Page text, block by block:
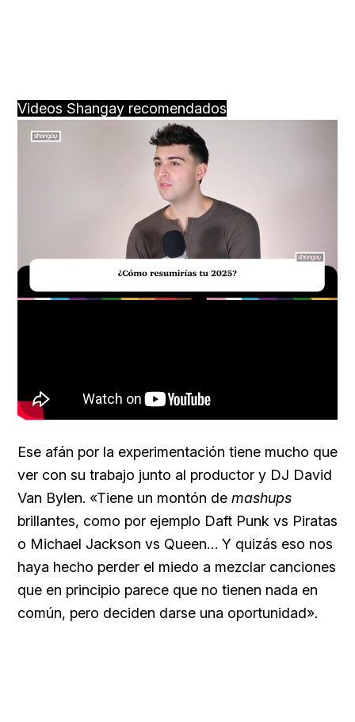
Videos Shangay recomendados
Unmute Loaded:
29.95%
Ese afán por la experimentación tiene mucho que
ver con su trabajo junto al productor y DJ David
Van Bylen. «Tiene un montón de mashups
brillantes, como por ejemplo Daft Punk vs Piratas
o Michael Jackson vs Queen… Y quizás eso nos
haya hecho perder el miedo a mezclar canciones
que en principio parece que no tienen nada en
común, pero deciden darse una oportunidad».